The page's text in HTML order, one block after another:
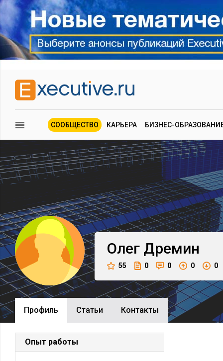
СООБЩЕСТВО КАРЬЕРА БИЗНЕС-
Олег Дремин
55 0 0 0 0
Профиль Cтатьи Контакты
Опыт работы